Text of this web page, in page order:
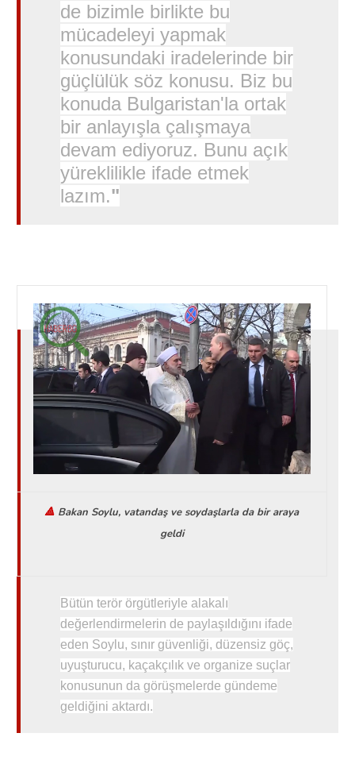
de bizimle birlikte bu
mücadeleyi yapmak
konusundaki iradelerinde bir
güçlülük söz konusu. Biz bu
konuda Bulgaristan'la ortak
bir anlayışla çalışmaya
devam ediyoruz. Bunu açık
yüreklilikle ifade etmek
lazım."
🔺 Bakan Soylu, vatandaş ve soydaşlarla da bir araya
geldi
Bütün terör örgütleriyle alakalı
değerlendirmelerin de paylaşıldığını ifade
eden Soylu, sınır güvenliği, düzensiz göç,
uyuşturucu, kaçakçılık ve organize suçlar
konusunun da görüşmelerde gündeme
geldiğini aktardı.